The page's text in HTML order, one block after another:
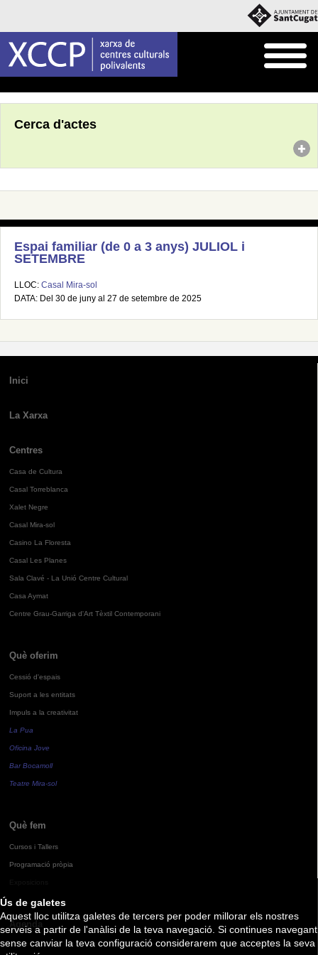
Ús de galetes
Aquest lloc utilitza galetes de tercers per poder millorar els nostres
serveis a partir de l'anàlisi de la teva navegació. Si continues navegant
sense canviar la teva configuració considerarem que acceptes la seva
Cerca d'actes
Espai familiar (de 0 a 3 anys) JULIOL i
SETEMBRE
LLOC: Casal Mira-sol
DATA: Del 30 de juny al 27 de setembre de 2025
Inici
La Xarxa
Centres
Casa de Cultura
Casal Torreblanca
Xalet Negre
Casal Mira-sol
Casino La Floresta
Casal Les Planes
Sala Clavé - La Unió Centre Cultural
Casa Aymat
Centre Grau-Garriga d'Art Tèxtil Contemporani
Què oferim
Cessió d'espais
Suport a les entitats
Impuls a la creativitat
La Pua
Oficina Jove
Bar Bocamoll
Teatre Mira-sol
Què fem
Cursos i Tallers
Programació pròpia
Agenda